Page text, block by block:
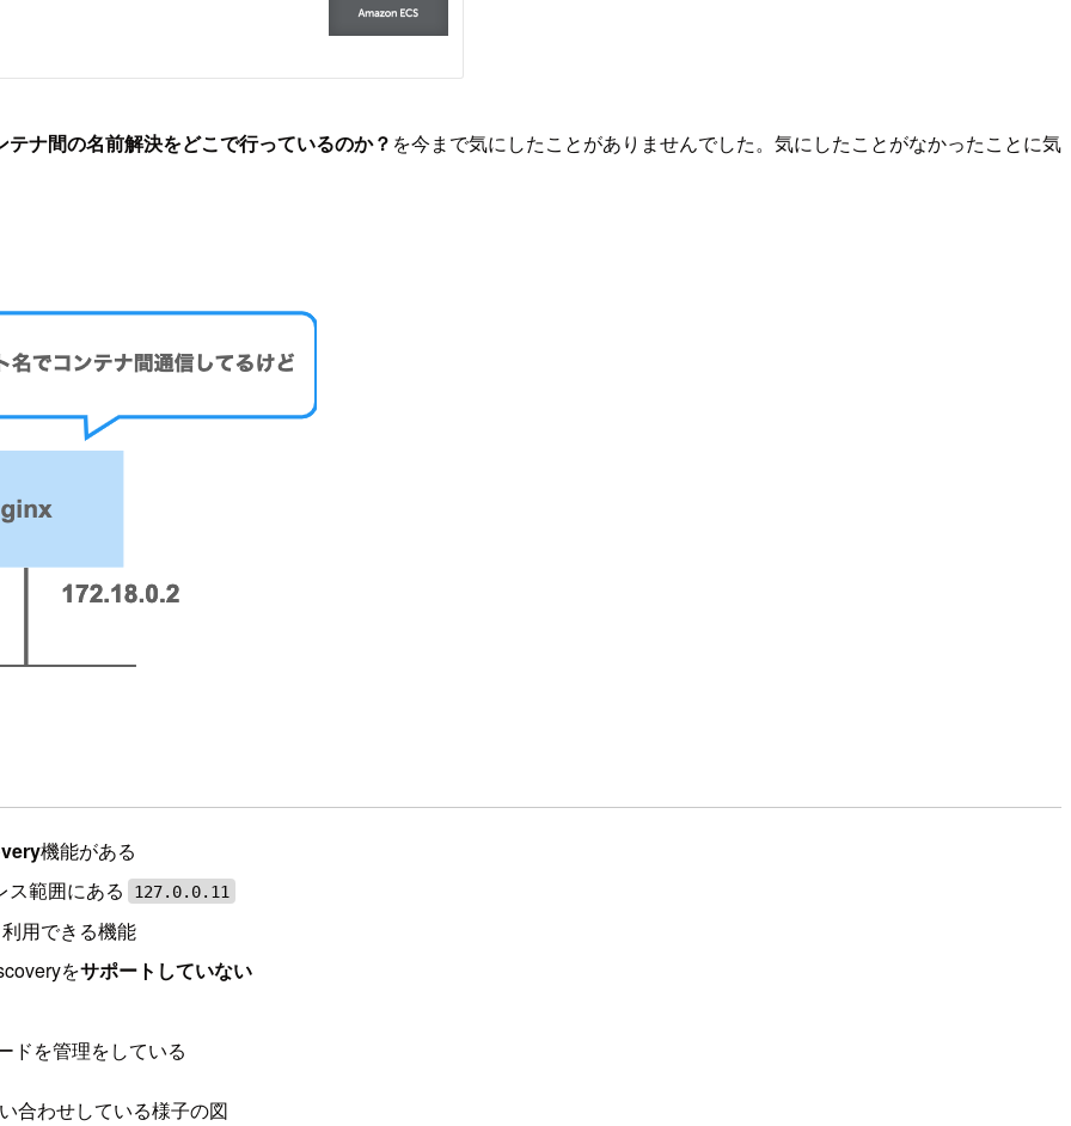
テナ間の名前解決をどこで行っているのか？ を今まで気にしたことがありませんでした。気にしたことがなかったことに気
機能がある
ス範囲にある
127.0.0.11
用できる機能
をサポートしていない
ドを管理をしている
合わせしている様子の図